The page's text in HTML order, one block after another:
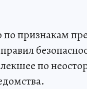
признакам
по